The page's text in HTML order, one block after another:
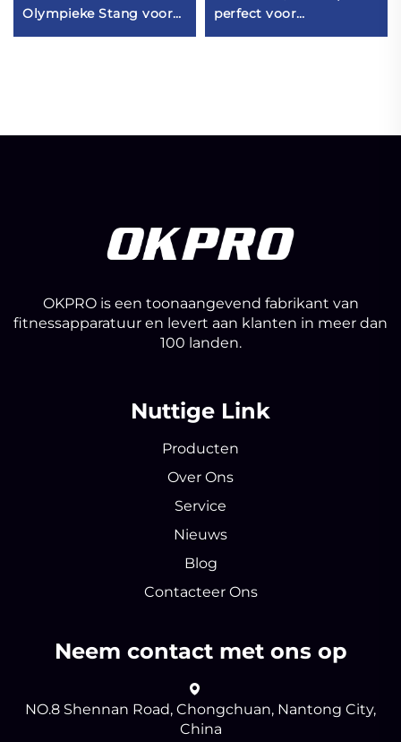
Olympieke Stang voor
Commerciële
perfect voor
krachttraining
OKPRO is een toonaangevend fabrikant van
fitnessapparatuur en levert aan klanten in meer dan
100 landen.
Nuttige Link
Producten
Over Ons
Service
Nieuws
Blog
Contacteer Ons
Neem contact met ons op
NO.8 Shennan Road, Chongchuan, Nantong City,
China